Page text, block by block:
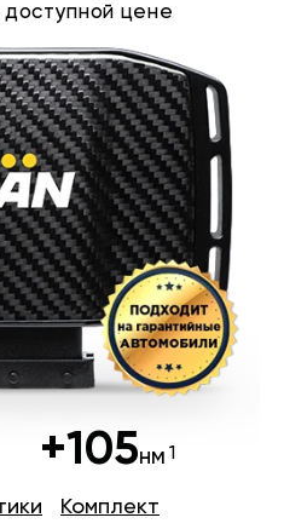
доступной цене
+105нм
Комплект